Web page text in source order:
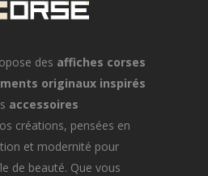
des affiches corses
originaux inspirés
accessoires
créations, pensées en
et modernité pour
de beauté. Que vous